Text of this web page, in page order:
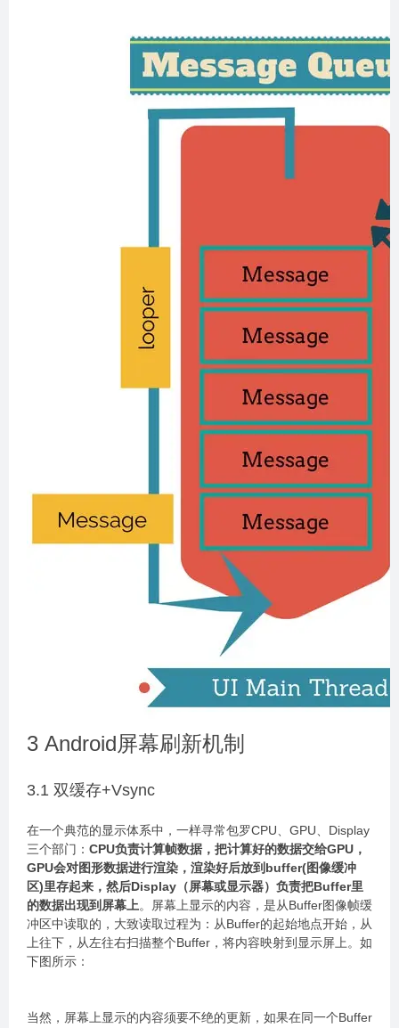
3 Android屏幕刷新机制
3.1 双缓存+Vsync
在一个典范的显示体系中，一样寻常包罗CPU、GPU、Display
三个部门： CPU负责计算帧数据，把计算好的数据交给GPU，
GPU会对图形数据进行渲染，渲染好后放到buffer(图像缓冲
区)里存起来，然后Display（屏幕或显示器）负责把Buffer里
的数据出现到屏幕上。屏幕上显示的内容，是从Buffer图像帧缓
冲区中读取的，大致读取过程为：从Buffer的起始地点开始，从
上往下，从左往右扫描整个Buffer，将内容映射到显示屏上。如
下图所示：
当然，屏幕上显示的内容须要不绝的更新，如果在同一个Buffer